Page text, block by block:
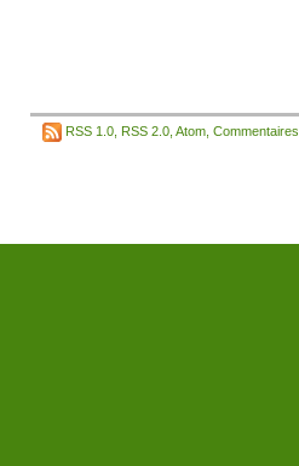
RSS 1.0 RSS 2.0 Atom Commentaires